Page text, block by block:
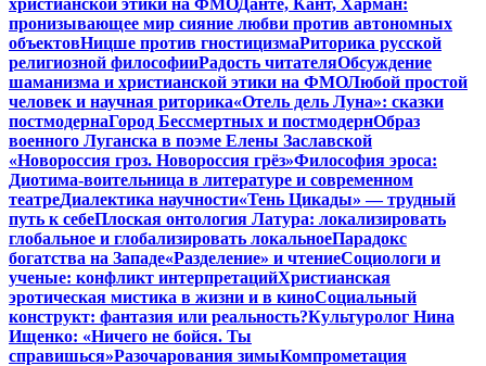
христианской этики на ФМОДанте, Кант, Харман:
пронизывающее мир сияние любви против автономных
объектовНицше против гностицизмаРиторика русской
религиозной философииРадость читателяОбсуждение
шаманизма и христианской этики на ФМОЛюбой простой
человек и научная риторика«Отель дель Луна»: сказки
постмодернаГород Бессмертных и постмодернОбраз
военного Луганска в поэме Елены Заславской
«Новороссия гроз. Новороссия грёз»Философия эроса:
Диотима-воительница в литературе и современном
театреДиалектика научности«Тень Цикады» — трудный
путь к себеПлоская онтология Латура: локализировать
глобальное и глобализировать локальноеПарадокс
богатства на Западе«Разделение» и чтениеСоциологи и
ученые: конфликт интерпретацийХристианская
эротическая мистика в жизни и в киноСоциальный
конструкт: фантазия или реальность?Культуролог Нина
Ищенко: «Ничего не бойся. Ты
справишься»Разочарования зимыКомпрометация